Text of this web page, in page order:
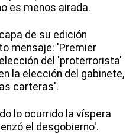
es menos airada.
de su edición
mensaje: 'Premier
del 'proterrorista'
la elección del gabinete,
carteras'.
lo ocurrido la víspera
el desgobierno'.